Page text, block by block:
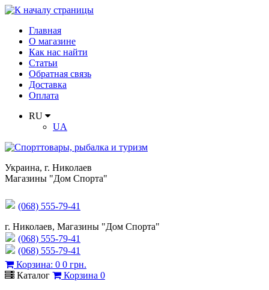
Главная
О магазине
Как нас найти
Статьи
Обратная связь
Доставка
Оплата
RU
UA
Украина, г. Николаев
Магазины "Дом Спорта"
(068) 555-79-41
г. Николаев, Магазины "Дом Спорта"
(068) 555-79-41
(068) 555-79-41
Корзина: 0 0 грн.
Каталог
Корзина 0